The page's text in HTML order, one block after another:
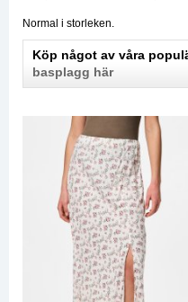
Normal i storleken.
Köp något av våra
basplagg här